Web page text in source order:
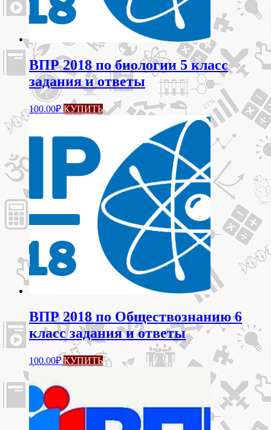
ВПР 2018 по биологии 5 класс
задания и ответы
100.00₽ КУПИТЬ
ВПР 2018 по Обществознанию 6
класс задания и ответы
100.00₽ КУПИТЬ